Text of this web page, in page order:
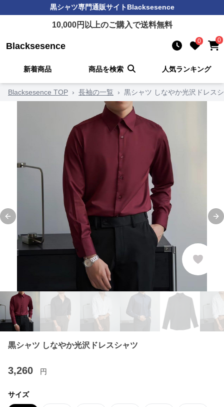
黒シャツ専門通販サイトBlacksesence
10,000円以上のご購入で送料無料
Blacksesence 0 0
新着商品 商品を検索 人気ランキング
Blacksesence TOP › 長袖の一覧 › 黒シャツ しなやか光沢ドレス
Previous slide
黒シャツ しなやか光沢ドレスシャツ
3,260 円
サイズ